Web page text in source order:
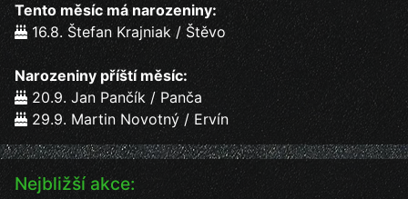
Tento měsíc má narozeniny:
16.8. Štefan Krajniak / Štěvo
Narozeniny příští měsíc:
20.9. Jan Pančík / Panča
29.9. Martin Novotný / Ervín
Nejbližší akce: